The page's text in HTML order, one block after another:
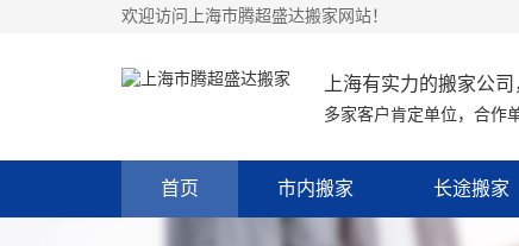
欢迎访问上海市腾超盛达搬家网站！
上海有实力的搬家公
多家客户肯定单位，合作
首页 市内搬家 长途搬家